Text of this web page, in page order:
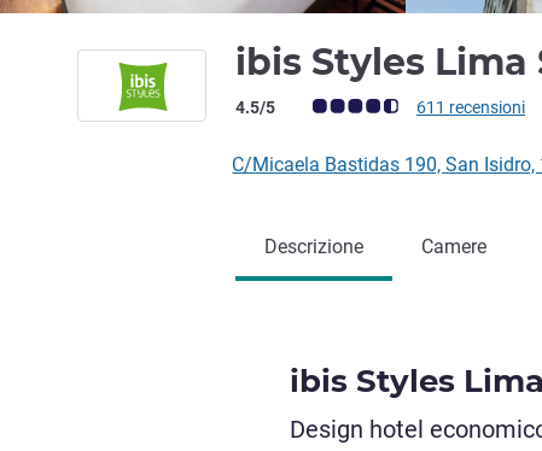
ibis Styles Lima
Giudizio clienti (Valutazione ALL)
4.5/5 611 recensioni
C/Micaela Bastidas 190, San Isidro,
Descrizione Camere
ibis Styles
Design hotel